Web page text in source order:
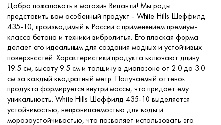
Доставка
Контакты
Добро пожаловать в магазин Вицанти! Мы рады
представить вам особенный продукт - White Hills Шеффилд
435-10, производимый в России с применением премиум-
класса бетона и техники вибролитья. Его плоская форма
делает его идеальным для создания модных и устойчивых
поверхностей. Характеристики продукта включают длину
19.5 см, высоту 9.5 см и толщину в диапазоне от 2.0 до 3.0
см за каждый квадратный метр. Получаемый оттенок
продукта формируется внутри массы, что придает ему
уникальность. White Hills Шеффилд 435-10 выделяется
устойчивостью, непроницаемостью для воды и
морозоустойчивостью, что позволяет использовать его